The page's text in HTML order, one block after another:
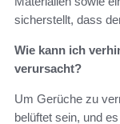
sicherstellt, dass
Wie kann ich
verursacht?
Um Gerüche zu
belüftet sein, und